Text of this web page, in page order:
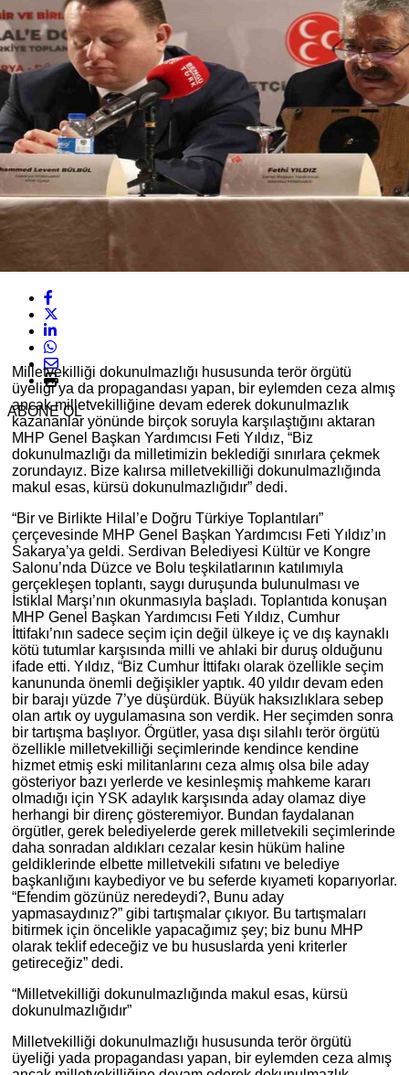
ABONE OL
Milletvekilliği dokunulmazlığı hususunda terör örgütü
üyeliği ya da propagandası yapan, bir eylemden ceza almış
ancak milletvekilliğine devam ederek dokunulmazlık
kazananlar yönünde birçok soruyla karşılaştığını aktaran
MHP Genel Başkan Yardımcısı Feti Yıldız, “Biz
dokunulmazlığı da milletimizin beklediği sınırlara çekmek
zorundayız. Bize kalırsa milletvekilliği dokunulmazlığında
makul esas, kürsü dokunulmazlığıdır” dedi.
“Bir ve Birlikte Hilal’e Doğru Türkiye Toplantıları”
çerçevesinde MHP Genel Başkan Yardımcısı Feti Yıldız’ın
Sakarya’ya geldi. Serdivan Belediyesi Kültür ve Kongre
Salonu’nda Düzce ve Bolu teşkilatlarının katılımıyla
gerçekleşen toplantı, saygı duruşunda bulunulması ve
İstiklal Marşı’nın okunmasıyla başladı. Toplantıda konuşan
MHP Genel Başkan Yardımcısı Feti Yıldız, Cumhur
İttifakı’nın sadece seçim için değil ülkeye iç ve dış kaynaklı
kötü tutumlar karşısında milli ve ahlaki bir duruş olduğunu
ifade etti. Yıldız, “Biz Cumhur İttifakı olarak özellikle seçim
kanununda önemli değişikler yaptık. 40 yıldır devam eden
bir barajı yüzde 7’ye düşürdük. Büyük haksızlıklara sebep
olan artık oy uygulamasına son verdik. Her seçimden sonra
bir tartışma başlıyor. Örgütler, yasa dışı silahlı terör örgütü
özellikle milletvekilliği seçimlerinde kendince kendine
hizmet etmiş eski militanlarını ceza almış olsa bile aday
gösteriyor bazı yerlerde ve kesinleşmiş mahkeme kararı
olmadığı için YSK adaylık karşısında aday olamaz diye
herhangi bir direnç gösteremiyor. Bundan faydalanan
örgütler, gerek belediyelerde gerek milletvekili seçimlerinde
daha sonradan aldıkları cezalar kesin hüküm haline
geldiklerinde elbette milletvekili sıfatını ve belediye
başkanlığını kaybediyor ve bu seferde kıyameti koparıyorlar.
“Efendim gözünüz neredeydi?, Bunu aday
yapmasaydınız?” gibi tartışmalar çıkıyor. Bu tartışmaları
bitirmek için öncelikle yapacağımız şey; biz bunu MHP
olarak teklif edeceğiz ve bu hususlarda yeni kriterler
getireceğiz” dedi.
“Milletvekilliği dokunulmazlığında makul esas, kürsü
dokunulmazlığıdır”
Milletvekilliği dokunulmazlığı hususunda terör örgütü
üyeliği yada propagandası yapan, bir eylemden ceza almış